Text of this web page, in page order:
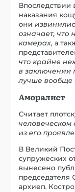
Впоследствии
наказания
они
означает,
камерах, а
что крайне
в заключении
лучше вообще
Аморалист
Считает
человеческом
из его
В Великий
супружеских
вынесено
председателя
архиеп.